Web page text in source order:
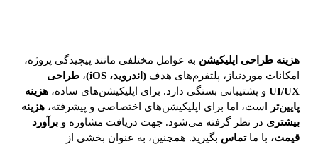
هزینه طراحی اپلیکیشن به عوامل مختلفی مانند پیچیدگی پروژه،
امکانات موردنیاز، پلتفرم‌های هدف (اندروید، iOS) ، طراحی
UI/UX و پشتیبانی بستگی دارد. برای اپلیکیشن‌های ساده، هزینه
پایین‌تر
است، اما برای اپلیکیشن‌های اختصاصی و پیشرفته، هزینه
بیشتری در نظر گرفته می‌شود. جهت دریافت مشاوره و برآورد
قیمت، با ما تماس بگیرید. همچنین، به عنوان بخشی از